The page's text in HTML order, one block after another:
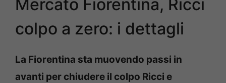
Mercato Fiorentina, Ricci
colpo a zero: i dettagli
La Fiorentina sta muovendo passi in
avanti per chiudere il colpo Ricci e